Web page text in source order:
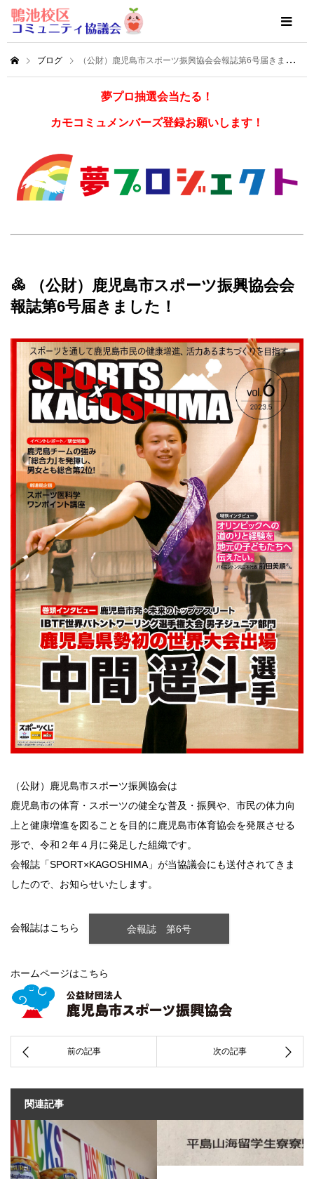
ブログ （公財）鹿児島市スポーツ振興協会会報誌第6号届きました！
夢プロ抽選会当たる！
カモコミュメンバーズ登録お願いします！
（公財）鹿児島市スポーツ振興協会会
報誌第6号届きました！
（公財）鹿児島市スポーツ振興協会は
鹿児島市の体育・スポーツの健全な普及・振興や、市民の体力向
上と健康増進を図ることを目的に鹿児島市体育協会を発展させる
形で、令和２年４月に発足した組織です。
会報誌「SPORT×KAGOSHIMA」が当協議会にも送付されてきま
したので、お知らせいたします。
会報誌はこちら 会報誌 第6号
ホームページはこちら
関連記事